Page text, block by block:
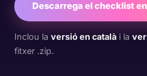
Descarrega el checklist
Inclou la versió en català i la
fitxer .zip.